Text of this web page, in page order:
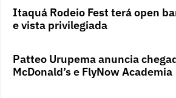
Itaquá Rodeio Fest terá open
e vista privilegiada
Patteo Urupema anuncia
McDonald’s e FlyNow Academia